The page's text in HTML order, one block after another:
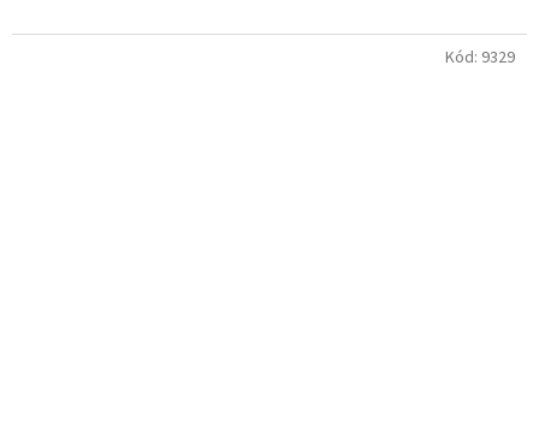
Kód: 9329